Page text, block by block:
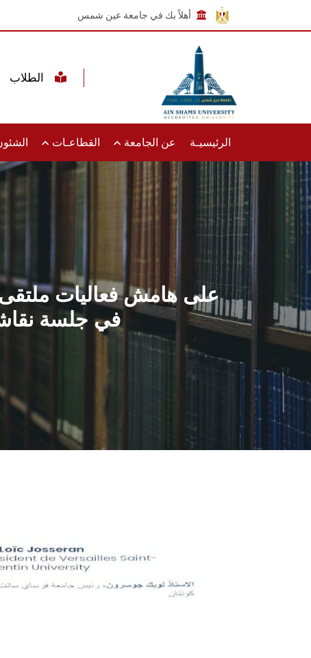
أهلاً بك في جامعة عين شمس
الرئيسيـة عن الجامعة القطاعـات
على هامش فعاليات
في جلسة